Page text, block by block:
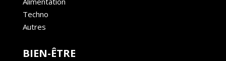
Techno
Autres
BIEN-ÊTRE